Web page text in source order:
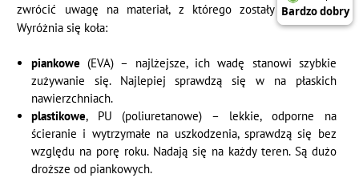
zwrócić uwagę na materiał, z którego zostały wykonane.
Wyróżnia się koła:
piankowe (EVA) – najlżejsze, ich wadę stanowi szybkie
zużywanie się. Najlepiej sprawdzą się w na płaskich
nawierzchniach.
plastikowe, PU (poliuretanowe) – lekkie, odporne na
ścieranie i wytrzymałe na uszkodzenia, sprawdzą się bez
względu na porę roku. Nadają się na każdy teren. Są dużo
droższe od piankowych.